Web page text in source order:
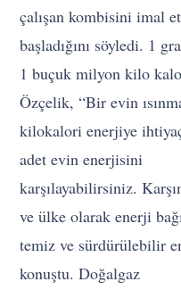
çalışan kombisini imal
başladığını söyledi. 1
1 buçuk milyon kilo
Özçelik, “Bir evin
kilokalori enerjiye
adet evin enerjisini
karşılayabilirsiniz.
ve ülke olarak enerji
temiz ve sürdürülebilir
konuştu. Doğalgaz